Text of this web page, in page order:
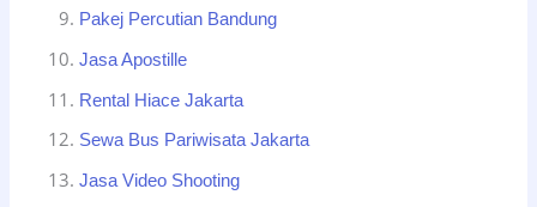
Pakej Percutian Bandung
Jasa Apostille
Rental Hiace Jakarta
Sewa Bus Pariwisata Jakarta
Jasa Video Shooting